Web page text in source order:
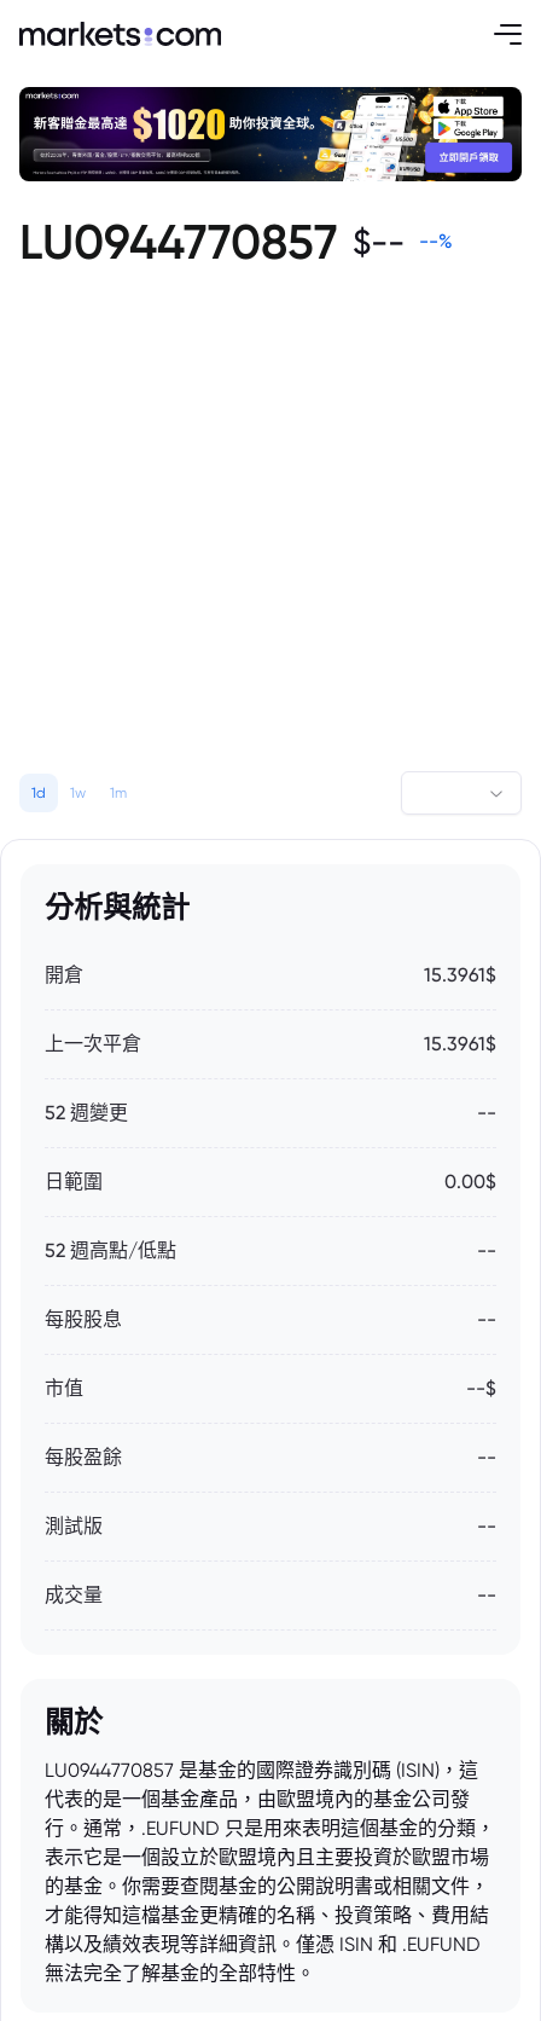
LU0944770857 $-- --%
1d 1w 1m
分析與統計
開倉 15.3961$
上一次平倉 15.3961$
52 週變更 --
日範圍 0.00$
52 週高點/低點 --
每股股息 --
市值 --$
每股盈餘 --
測試版 --
成交量 --
關於
LU0944770857 是基金的國際證券識別碼 (ISIN)，這
代表的是一個基金產品，由歐盟境內的基金公司發
行。通常，.EUFUND 只是用來表明這個基金的分類，
表示它是一個設立於歐盟境內且主要投資於歐盟市場
的基金。你需要查閱基金的公開說明書或相關文件，
才能得知這檔基金更精確的名稱、投資策略、費用結
構以及績效表現等詳細資訊。僅憑 ISIN 和 .EUFUND
無法完全了解基金的全部特性。